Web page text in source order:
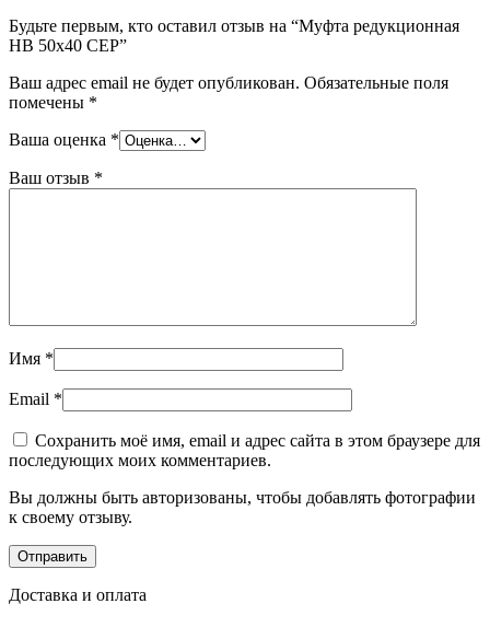
Будьте первым, кто оставил отзыв на “Муфта редукционная
НВ 50х40 СЕР”
Ваш адрес email не будет опубликован. Обязательные поля
помечены *
Ваша оценка *
Ваш отзыв *
Имя *
Email *
Сохранить моё имя, email и адрес сайта в этом браузере для
последующих моих комментариев.
Вы должны быть авторизованы, чтобы добавлять фотографии
к своему отзыву.
Доставка и оплата